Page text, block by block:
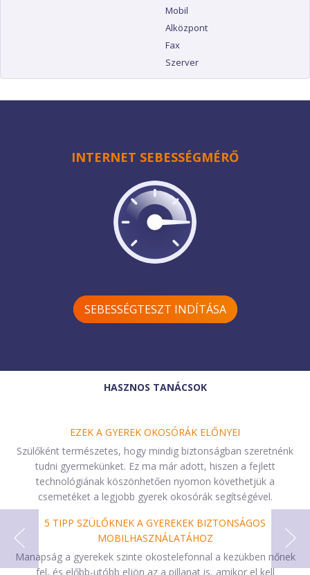
Mobil
Alközpont
Fax
Szerver
INTERNET SEBESSÉGMÉRŐ
SEBESSÉGTESZT INDÍTÁSA
HASZNOS TANÁCSOK
EZEK A GYEREK OKOSÓRÁK ELŐNYEI
Szülőként természetes, hogy mindig biztonságban szeretnénk
tudni gyermekünket. Ez ma már adott, hiszen a fejlett
technológiának köszönhetően nyomon követhetjük a
csemetéket a legjobb gyerek okosórák segítségével.
5 TIPP SZÜLŐKNEK A GYEREKEK BIZTONSÁGOS
MOBILHASZNÁLATÁHOZ
Manapság a gyerekek szinte okostelefonnal a kezükben nőnek
fel, és előbb-utóbb eljön az a pillanat is, amikor el kell